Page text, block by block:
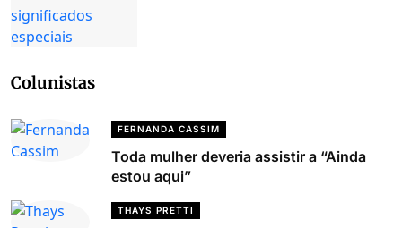
Colunistas
FERNANDA CASSIM
Toda mulher deveria assistir a “Ainda
estou aqui”
THAYS PRETTI